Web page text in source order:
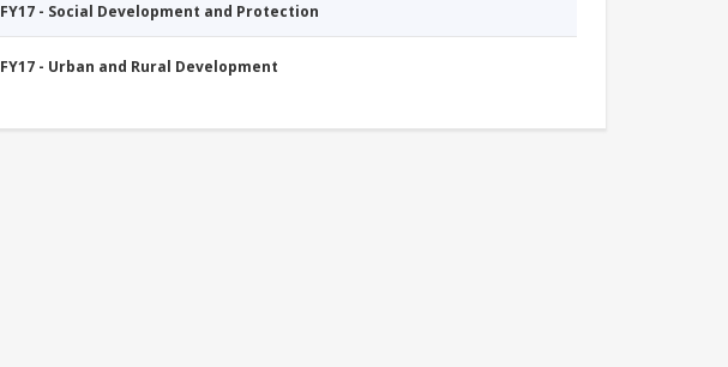
FY17 - Social Development and Protection
FY17 - Urban and Rural Development